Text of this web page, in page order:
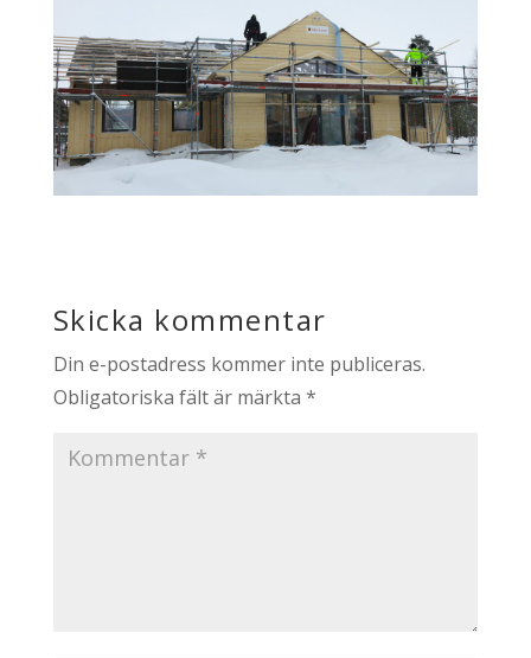
Skicka kommentar
Din e-postadress kommer inte publiceras.
Obligatoriska fält är märkta *